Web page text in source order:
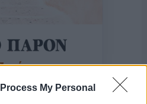
My Personal
μας
αυθεντικές ιστορίες,
και ένας